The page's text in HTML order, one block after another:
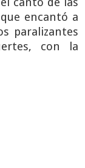
encantó a
paralizantes
con la